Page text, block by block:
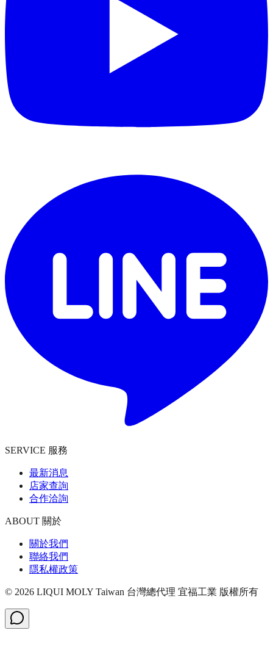
SERVICE 服務
最新消息
店家查詢
合作洽詢
ABOUT 關於
關於我們
聯絡我們
隱私權政策
© 2026 LIQUI MOLY Taiwan 台灣總代理 宜福工業 版權所有